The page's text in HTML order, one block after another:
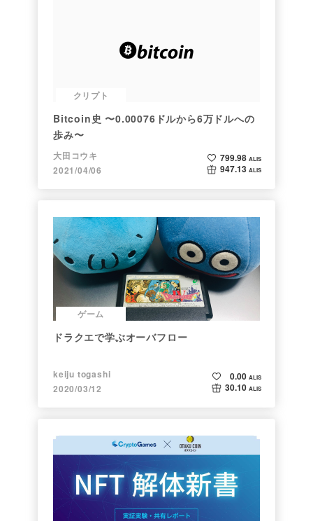
クリプト
Bitcoin史 〜0.00076ドルから6万ドルへの
歩み〜
大田コウキ
2021/04/06
799.98 ALIS
947.13 ALIS
ゲーム
ドラクエで学ぶオーバフロー
keiju togashi
2020/03/12
0.00 ALIS
30.10 ALIS